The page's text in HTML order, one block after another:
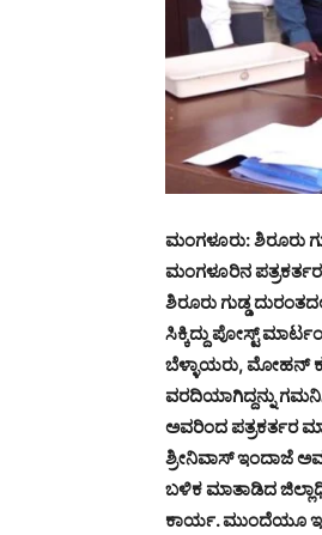
ಮಂಗಳೂರು: ಶಿರೂರು
ಮಂಗಳೂರಿನ
ಶಿರೂರು ಗುಡ್ಡ
ಸಿಕ್ಕಿದ್ದು ಪೋಸ್ಟ್
ಬೆಳ್ಳಾಯರು, ಮೋಹನ್
ವರದಿಯಾಗಿದ್ದನ್ನು
ಅವರಿಂದ ಪತ್ರಕರ್ತರ
ಶ್ರೀನಿವಾಸ್ ಇಂದಾಜೆ
ಬಳಿಕ ಮಾತಾಡಿದ
ಕಾರ್ಯ. ಮುಂದೆಯೂ